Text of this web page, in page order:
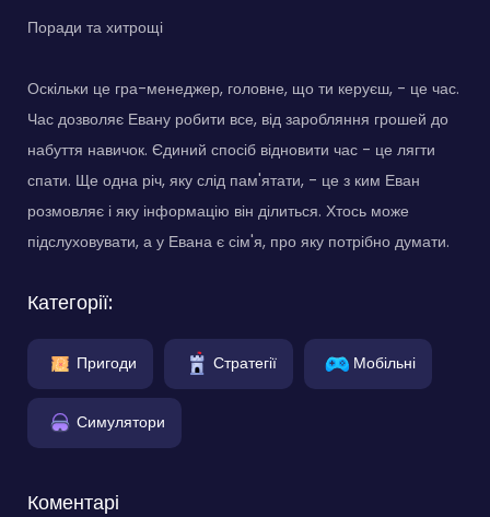
Поради та хитрощі
Оскільки це гра-менеджер, головне, що ти керуєш, - це час.
Час дозволяє Евану робити все, від заробляння грошей до
набуття навичок. Єдиний спосіб відновити час - це лягти
спати. Ще одна річ, яку слід пам'ятати, - це з ким Еван
розмовляє і яку інформацію він ділиться. Хтось може
підслуховувати, а у Евана є сім'я, про яку потрібно думати.
Категорії:
Пригоди Стратегії Мобільні
Симулятори
Коментарі